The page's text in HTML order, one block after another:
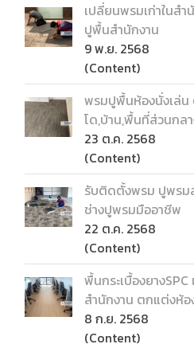
เปลี่ยนพรมเก่าในส
ปูพื้นสำนักงาน
9 พ.ย. 2568
(Content)
พรมปูพื้นห้องนั่งเล่
โด,บ้าน,พื้นที่ส่วนกล
23 ต.ค. 2568
(Content)
รับติดตั้งพรม ปูพรม
ช่างปูพรมมืออาชีพ
22 ต.ค. 2568
(Content)
พื้นกระเบื้องยาง
สำนักงาน ตกแต่งห้อ
8 ก.ย. 2568
(Content)